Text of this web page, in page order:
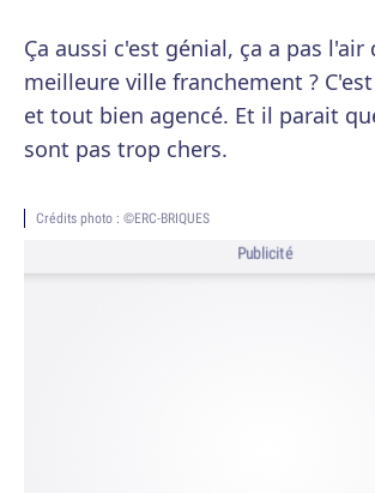
Ça aussi c'est génial, ça a pas l'air
meilleure ville franchement ?
et tout bien agencé. Et il parait
sont pas trop chers.
Crédits photo : ©ERC-BRIQUES
Publicité